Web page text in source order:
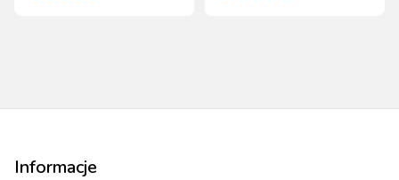
Informacje